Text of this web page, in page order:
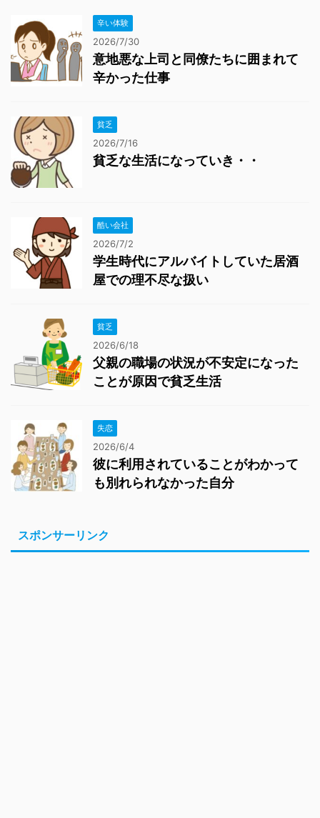
辛い体験
2026/7/30
意地悪な上司と同僚たちに囲まれて
辛かった仕事
貧乏
2026/7/16
貧乏な生活になっていき・・
酷い会社
2026/7/2
学生時代にアルバイトしていた居酒
屋での理不尽な扱い
貧乏
2026/6/18
父親の職場の状況が不安定になった
ことが原因で貧乏生活
失恋
2026/6/4
彼に利用されていることがわかって
も別れられなかった自分
スポンサーリンク